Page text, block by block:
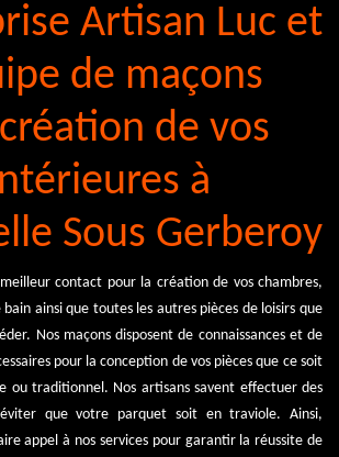
Artisan Luc et
de maçons
de vos
à
Sous Gerberoy
contact pour la création de vos chambres,
ainsi que toutes les autres pièces de loisirs que
Nos maçons disposent de connaissances et de
pour la conception de vos pièces que ce soit
ou traditionnel. Nos artisans savent effectuer des
que votre parquet soit en traviole. Ainsi,
appel à nos services pour garantir la réussite de